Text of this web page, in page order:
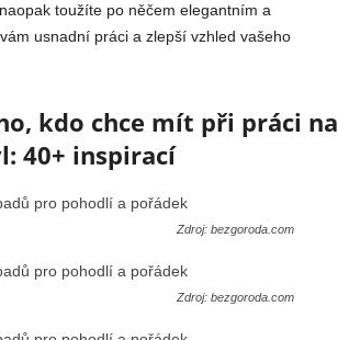
toužíte po něčem elegantním a
usnadní práci a zlepší vzhled vašeho
kdo chce mít při práci na
40+ inspirací
Zdroj: bezgoroda.com
Zdroj: bezgoroda.com